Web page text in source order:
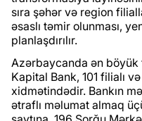
sıra şəhər və region
əsaslı təmir olunması,
planlaşdırılır.
Azərbaycanda ən
Kapital Bank, 101 filialı
xidmətindədir. Bankın
ətraflı məlumat almaq